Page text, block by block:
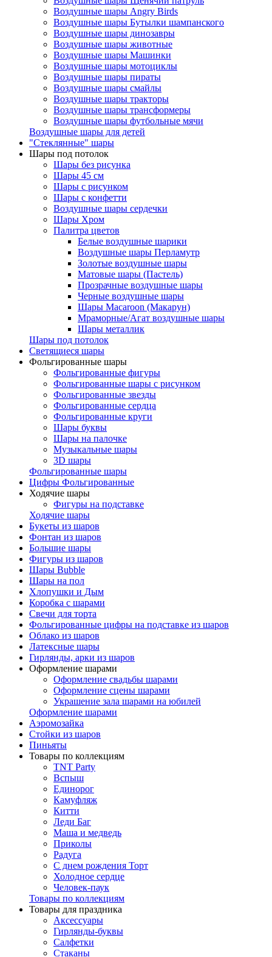
Воздушные шары Angry Birds
Воздушные шары Бутылки шампанского
Воздушные шары динозавры
Воздушные шары животные
Воздушные шары Машинки
Воздушные шары мотоциклы
Воздушные шары пираты
Воздушные шары смайлы
Воздушные шары тракторы
Воздушные шары трансформеры
Воздушные шары футбольные мячи
Воздушные шары для детей
"Стеклянные" шары
Шары под потолок
Шары без рисунка
Шары 45 см
Шары с рисунком
Шары с конфетти
Воздушные шары сердечки
Шары Хром
Палитра цветов
Белые воздушные шарики
Воздушные шары Перламутр
Золотые воздушные шары
Матовые шары (Пастель)
Прозрачные воздушные шары
Черные воздушные шары
Шары Macaroon (Макарун)
Мраморные/Агат воздушные шары
Шары металлик
Шары под потолок
Светящиеся шары
Фольгированные шары
Фольгированные фигуры
Фольгированные шары с рисунком
Фольгированные звезды
Фольгированные сердца
Фольгированные круги
Шары буквы
Шары на палочке
Музыкальные шары
3D шары
Фольгированные шары
Цифры Фольгированные
Ходячие шары
Фигуры на подставке
Ходячие шары
Букеты из шаров
Фонтан из шаров
Большие шары
Фигуры из шаров
Шары Bubble
Шары на пол
Хлопушки и Дым
Коробка с шарами
Свечи для торта
Фольгированные цифры на подставке из шаров
Облако из шаров
Латексные шары
Гирлянды, арки из шаров
Оформление шарами
Оформление свадьбы шарами
Оформление сцены шарами
Украшение зала шарами на юбилей
Оформление шарами
Аэромозайка
Стойки из шаров
Пиньяты
Товары по коллекциям
TNT Party
Вспыш
Единорог
Камуфляж
Китти
Леди Баг
Маша и медведь
Приколы
Радуга
С днем рождения Торт
Холодное сердце
Человек-паук
Товары по коллекциям
Товары для праздника
Аксессуары
Гирлянды-буквы
Салфетки
Стаканы